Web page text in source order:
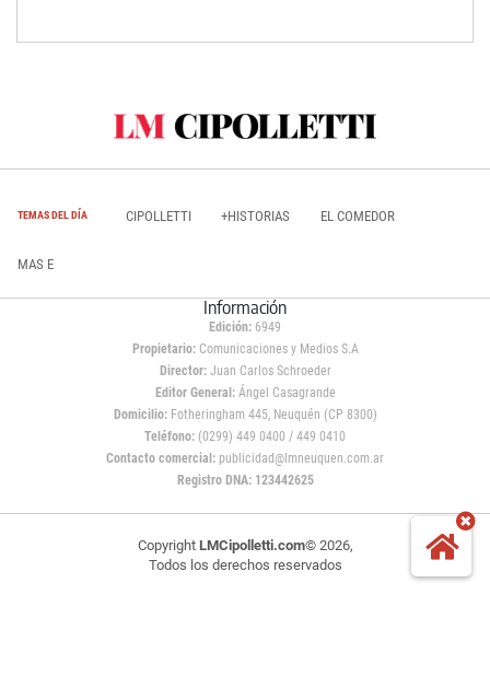
TEMAS DEL DÍA CIPOLLETTI +HISTORIAS EL COMEDOR
MAS E
Información
Edición: 6949
Propietario:Comunicaciones y Medios S.A
Director: Juan Carlos Schroeder
Editor General:Ángel Casagrande
Domicilio:Fotheringham 445, Neuquén (CP 8300)
Teléfono: (0299) 449 0400 / 449 0410
Contacto comercial: publicidad@lmneuquen.com.ar
Registro DNA: 123442625
Copyright LMCipolletti.com© 2026,
Todos los derechos reservados